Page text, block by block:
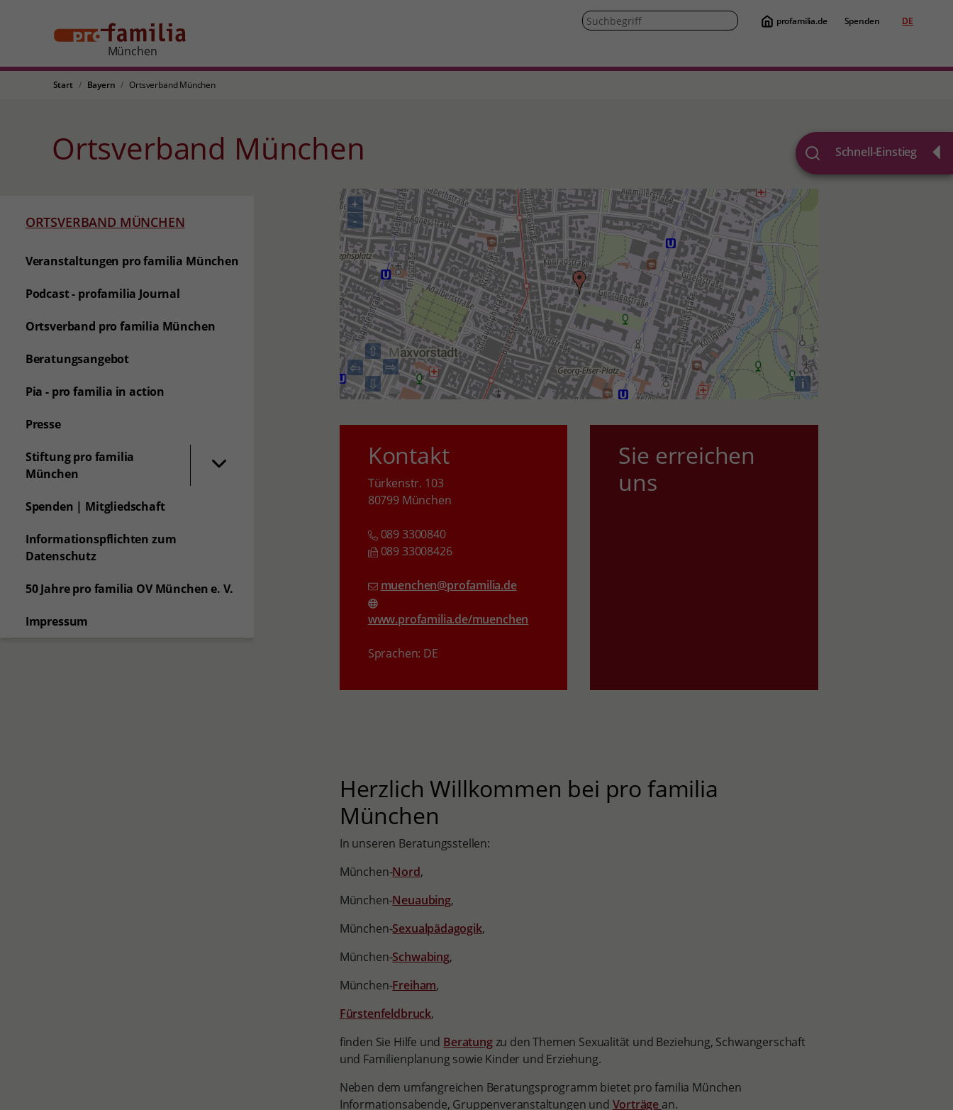
München
profamilia.de Spenden DE
Start Bayern Ortsverband München
Schnell-Einstieg
ORTSVERBAND MÜNCHEN
Veranstaltungen pro familia München
Podcast - profamilia Journal
Ortsverband pro familia München
Beratungsangebot
Pia - pro familia in action
Presse
Stiftung pro familia
München
Spenden | Mitgliedschaft
Informationspflichten zum
Datenschutz
50 Jahre pro familia OV München e. V.
Impressum
Ortsverband München
⇧
⇨
⇦
⇩
+
-
i
Kontakt
Türkenstr. 103
80799 München
089 3300840
089 33008426
muenchen@profamilia.de
www.profamilia.de/muenchen
Sprachen: DE
Sie erreichen
uns
Herzlich Willkommen bei pro familia
München
In unseren Beratungsstellen:
München-Nord,
München-Neuaubing,
München-Sexualpädagogik,
München-Schwabing,
München-Freiham,
Fürstenfeldbruck,
finden Sie Hilfe und Beratungzu den Themen Sexualität und Beziehung, Schwangerschaft
und Familienplanung sowie Kinder und Erziehung.
Neben dem umfangreichen Beratungsprogramm bietet pro familia München
Informationsabende, Gruppenveranstaltungen und Vorträge an.